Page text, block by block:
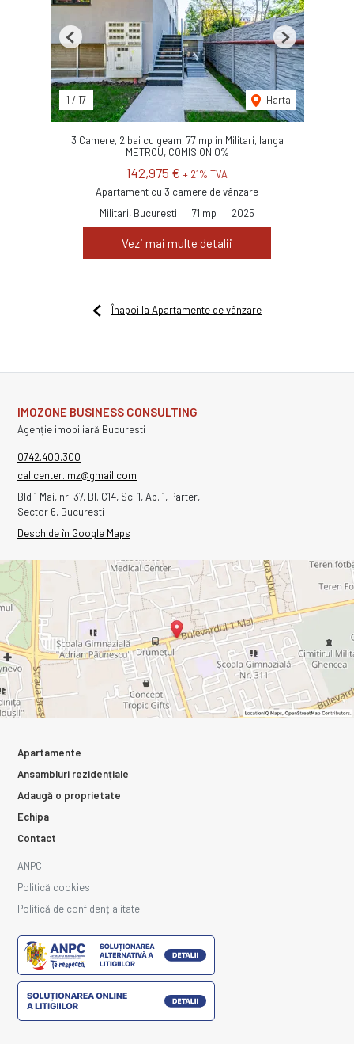
1 / 17 Harta
Previous Next
3 Camere, 2 bai cu geam, 77 mp in Militari, langa
METROU, COMISION 0%
142,975 € + 21% TVA
Apartament cu 3 camere de vânzare
Militari, Bucuresti
71 mp 2025
Vezi mai multe detalii
Înapoi la Apartamente de vânzare
IMOZONE BUSINESS CONSULTING
Agenție imobiliară Bucuresti
0742.400.300
callcenter.imz@gmail.com
Bld 1 Mai, nr. 37, Bl. C14, Sc. 1, Ap. 1, Parter,
Sector 6, Bucuresti
Deschide în Google Maps
Apartamente
Ansambluri rezidențiale
Adaugă o proprietate
Echipa
Contact
ANPC
Politică cookies
Politică de confidențialitate